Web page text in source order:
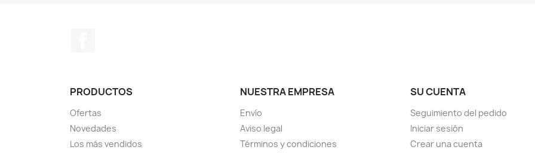
PRODUCTOS
Ofertas
Novedades
Los más vendidos
NUESTRA EMPRESA
Envío
Aviso legal
Términos y condiciones
SU CUENTA
Seguimiento del pedido
Iniciar sesión
Crear una cuenta